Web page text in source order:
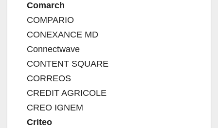
Comarch
COMPARIO
CONEXANCE MD
Connectwave
CONTENT SQUARE
CORREOS
CREDIT AGRICOLE
CREO IGNEM
Criteo